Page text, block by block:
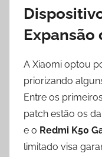
Expansão
A Xiaomi optou
priorizando
Entre os
patch estão os
e o Redmi K50
limitado visa